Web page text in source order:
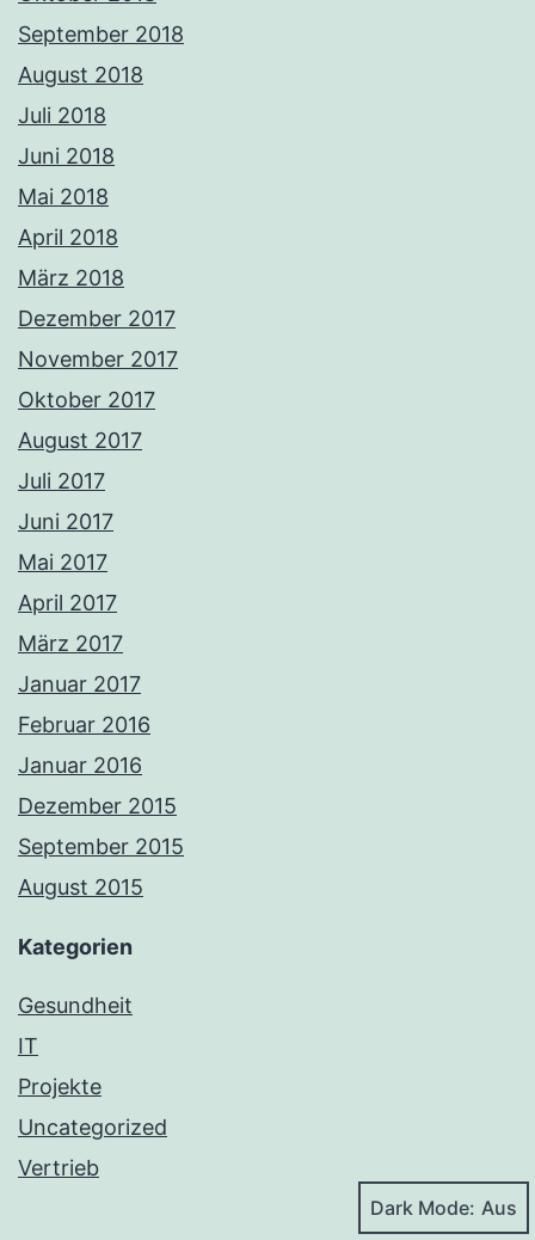
September 2018
August 2018
Juli 2018
Juni 2018
Mai 2018
April 2018
März 2018
Dezember 2017
November 2017
Oktober 2017
August 2017
Juli 2017
Juni 2017
Mai 2017
April 2017
März 2017
Januar 2017
Februar 2016
Januar 2016
Dezember 2015
September 2015
August 2015
Kategorien
Gesundheit
IT
Projekte
Uncategorized
Vertrieb
Dark Mode: